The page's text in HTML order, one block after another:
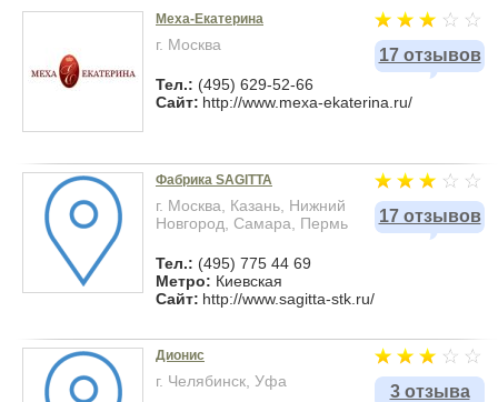
17 отзывов
Меха-Екатерина
г. Москва
Тел.: (495) 629-52-66
Сайт: http://www.mexa-ekaterina.ru/
17 отзывов
Фабрика SAGITTA
г. Москва, Казань, Нижний
Новгород, Самара, Пермь
Тел.: (495) 775 44 69
Метро: Киевская
Сайт: http://www.sagitta-stk.ru/
3 отзыва
Дионис
г. Челябинск, Уфа